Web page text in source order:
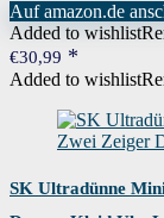
Auf amazon.de
Added to wishlist
€30,99
Added to wishlist
SK Ultradünne